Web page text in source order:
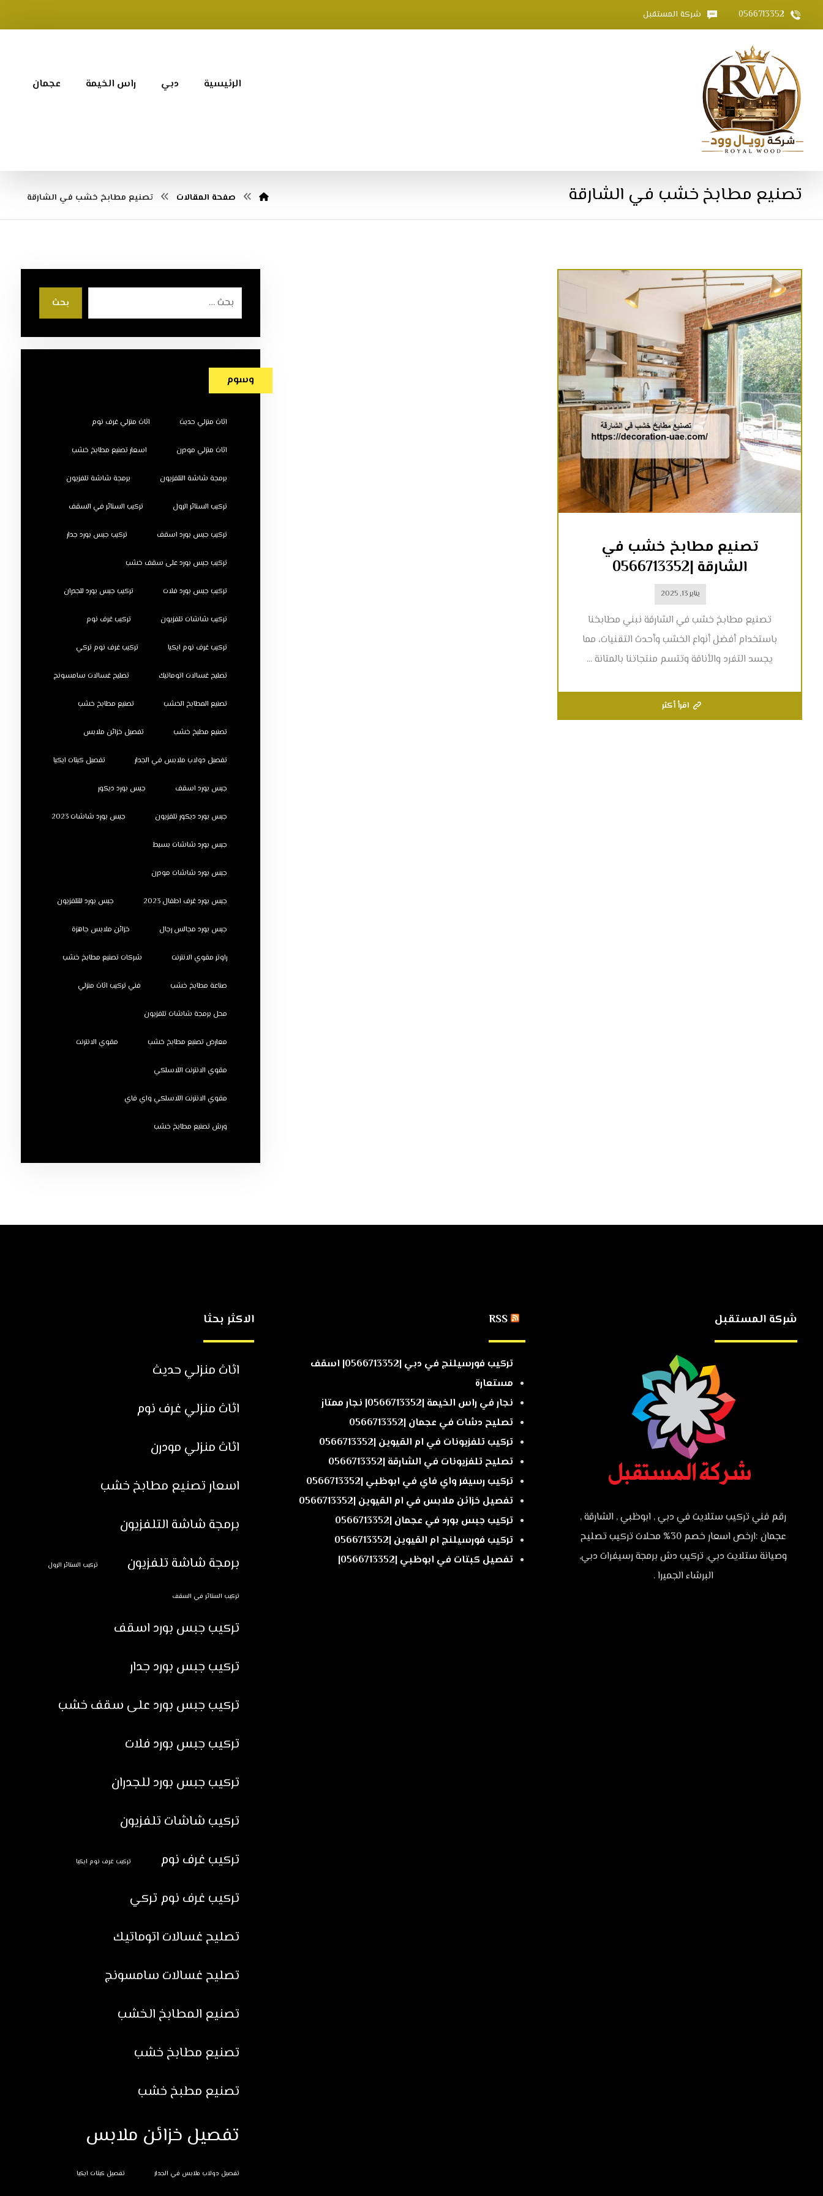
0566713352 شركة المستقبل
الرئيسية دبي راس الخيمة عجمان
تصنيع مطابخ خشب في الشارقة صفحة المقالات تصنيع مطابخ خشب في الشارقة
تصنيع مطابخ خشب في
الشارقة |0566713352
يناير 13, 2025
تصنيع مطابخ خشب في الشارقة نبني مطابخنا
باستخدام أفضل أنواع الخشب وأحدث التقنيات، مما
يجسد التفرد والأناقة وتتسم منتجاتنا بالمتانة ...
اقرأ أكثر
بحث
وسوم
اثاث منزلي حديث اثاث منزلي غرف نوم
اثاث منزلي مودرن اسعار تصنيع مطابخ خشب
برمجة شاشة التلفزيون برمجة شاشة تلفزيون
تركيب الستائر الرول تركيب الستائر في السقف
تركيب جبس بورد اسقف تركيب جبس بورد جدار
تركيب جبس بورد على سقف خشب
تركيب جبس بورد فلات تركيب جبس بورد للجدران
تركيب شاشات تلفزيون تركيب غرف نوم
تركيب غرف نوم ايكيا تركيب غرف نوم تركي
تصليح غسالات اتوماتيك تصليح غسالات سامسونج
تصنيع المطابخ الخشب تصنيع مطابخ خشب
تصنيع مطبخ خشب تفصيل خزائن ملابس
تفصيل دولاب ملابس في الجدار تفصيل كبتات ايكيا
جبس بورد اسقف جبس بورد ديكور
جبس بورد ديكور تلفزيون جبس بورد شاشات 2023
جبس بورد شاشات بسيط
جبس بورد شاشات مودرن
جبس بورد غرف اطفال 2023 جبس بورد للتلفزيون
جبس بورد مجالس رجال خزائن ملابس جاهزة
راوتر مقوي الانترنت شركات تصنيع مطابخ خشب
صناعة مطابخ خشب فني تركيب اثاث منزلي
محل برمجة شاشات تلفزيون
معارض تصنيع مطابخ خشب مقوي الانترنت
مقوي الانترنت اللاسلكي
مقوي الانترنت اللاسلكي واي فاي
ورش تصنيع مطابخ خشب
شركة المستقبل
رقم فني تركيب ستلايت في دبي , ابوظبي , الشارقة ,
عجمان :ارخص اسعار خصم 30% محلات تركيب تصليح
وصيانة ستلايت دبي, تركيب دش برمجة رسيفرات دبي,
البرشاء الجميرا .
RSS
تركيب فورسيلنج في دبي |0566713352| اسقف
مستعارة
نجار في راس الخيمة |0566713352| نجار ممتاز
تصليح دشات في عجمان |0566713352
تركيب تلفزيونات في ام القيوين |0566713352
تصليح تلفزيونات في الشارقة |0566713352
تركيب رسيفر واي فاي في ابوظبي |0566713352
تفصيل خزائن ملابس في ام القيوين |0566713352
تركيب جبس بورد في عجمان |0566713352
تركيب فورسيلنج ام القيوين |0566713352
تفصيل كبتات في ابوظبي |0566713352|
الاكثر بحثا
اثاث منزلي حديث
اثاث منزلي غرف نوم
اثاث منزلي مودرن
اسعار تصنيع مطابخ خشب
برمجة شاشة التلفزيون
برمجة شاشة تلفزيون
تركيب الستائر الرول
تركيب الستائر في السقف
تركيب جبس بورد اسقف
تركيب جبس بورد جدار
تركيب جبس بورد على سقف خشب
تركيب جبس بورد فلات
تركيب جبس بورد للجدران
تركيب شاشات تلفزيون
تركيب غرف نوم
تركيب غرف نوم ايكيا
تركيب غرف نوم تركي
تصليح غسالات اتوماتيك
تصليح غسالات سامسونج
تصنيع المطابخ الخشب
تصنيع مطابخ خشب
تصنيع مطبخ خشب
تفصيل خزائن ملابس
تفصيل دولاب ملابس في الجدار تفصيل كبتات ايكيا